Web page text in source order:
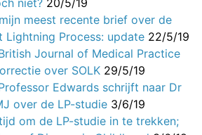
niet? 20/5/19
meest recente brief over de
Lightning Process: update 22/5/19
Journal of Medical Practice
over SOLK 29/5/19
Edwards schrijft naar Dr
over de LP-studie 3/6/19
om de LP-studie in te trekken;